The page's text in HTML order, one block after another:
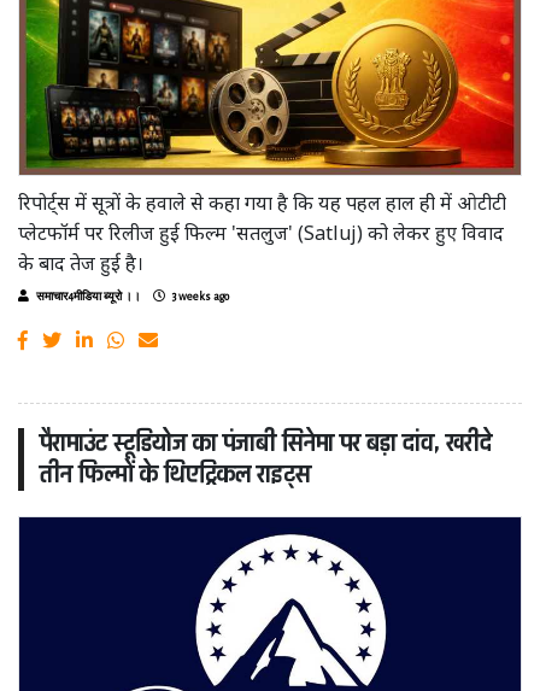
रिपोर्ट्स में सूत्रों के हवाले से कहा गया है कि यह पहल हाल ही में ओटीटी
प्लेटफॉर्म पर रिलीज हुई फिल्म 'सतलुज' (Satluj) को लेकर हुए विवाद
के बाद तेज हुई है।
समाचार4मीडिया ब्यूरो ।। 3 weeks ago
पैरामाउंट स्टूडियोज का पंजाबी सिनेमा पर बड़ा दांव, खरीदे
तीन फिल्मों के थिएट्रिकल राइट्स